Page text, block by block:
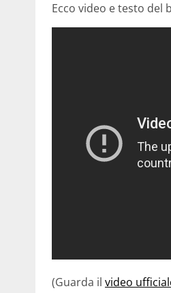
Ecco video e testo del
(Guarda il video